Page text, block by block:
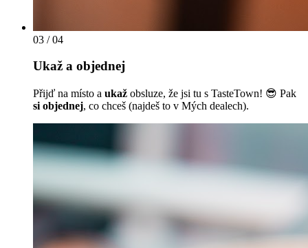
03 / 04
Ukaž a objednej
Přijď na místo a ukaž obsluze, že jsi tu s TasteTown! 😎 Pak
si objednej, co chceš (najdeš to v Mých dealech).